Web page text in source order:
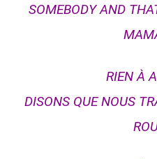
SOMEBODY AND
RIEN À
DISONS QUE NOUS